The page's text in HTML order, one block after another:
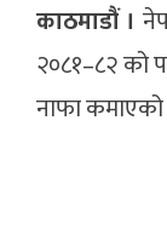
काठमाडौं ।
२०८१–८२ को
नाफा